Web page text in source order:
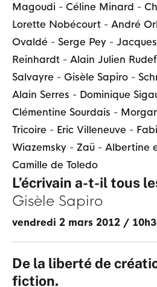
Magoudi - Céline Minard -
Lorette Nobécourt - André
Ovaldé - Serge Pey -
Reinhardt - Alain Julien
Salvayre - Gisèle Sapiro -
Alain Serres - Dominique
Clémentine Sourdais -
Tricoire - Eric Villeneuve -
Wiazemsky - Zaü - Albertine
Camille de Toledo
L’écrivain a-t-il tous
Gisèle Sapiro
vendredi 2 mars 2012 /
De la liberté de
fiction.